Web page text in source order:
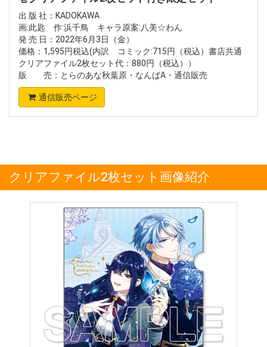
出 版 社：KADOKAWA
画:此匙 作:浜千鳥 キャラ原案:八美☆わん
発 売 日：2022年6月3日（金）
価格：1,595円税込(内訳 コミック:715円（税込）書店共通
クリアファイル2枚セット代：880円（税込））
販 売：とらのあな秋葉原・なんばA・通信販売
通信販売ページ
クリアファイル2枚セット画像紹介